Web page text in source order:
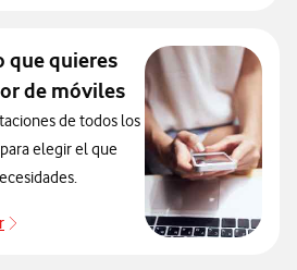
que quieres
de móviles
de todos los
elegir el que
Para elegir un modelo de móvil antes